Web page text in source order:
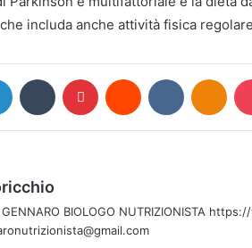
includa anche attività fisica
LinkedIn Tumblr Pinterest Reddit VKontakte
GENNARO BIOLOGO NUTRIZIONISTA